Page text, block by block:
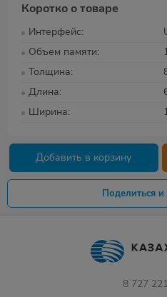
Коротко о товаре
Интерфейс
Объем памяти
Толщина
Длина
Ширина
Добавить в корзину
Поделиться и
8 727